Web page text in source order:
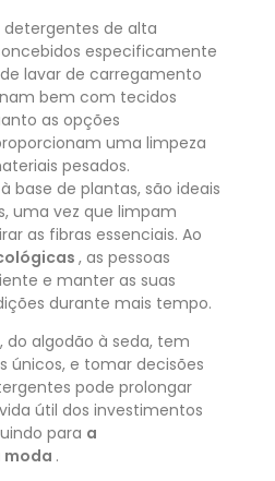
detergentes de alta
especificamente
lavar de carregamento
bem com tecidos
as opções
uma limpeza
pesados.
base de plantas, são ideais
uma vez que limpam
as fibras essenciais. Ao
, as pessoas
e manter as suas
durante mais tempo.
, do algodão à seda, tem
únicos, e tomar decisões
pode prolongar
útil dos investimentos
para a
.